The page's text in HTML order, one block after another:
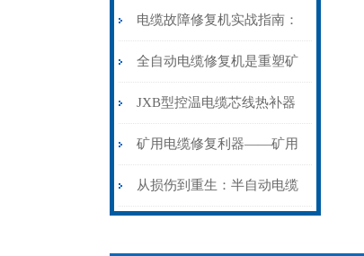
电缆故障修复机实战指南：
从“盲测”到“精确定点”的三
步作业法
全自动电缆修复机是重塑矿
山电力动脉的“智能外科医
生”
JXB型控温电缆芯线热补器
安装与接线：精准修复的工
艺基石
矿用电缆修复利器——矿用
电缆热补机智能控温，安全
从损伤到重生：半自动电缆